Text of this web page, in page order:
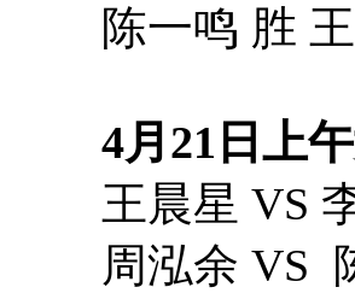
陈一鸣 胜 王
4月21日上
王晨星 VS
周泓余 VS